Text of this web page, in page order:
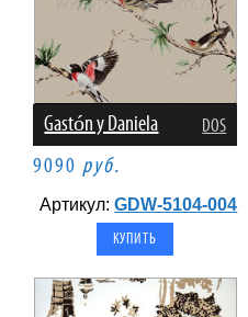
Gastón y Daniela DOS
9090 руб.
Артикул:GDW-5104-004